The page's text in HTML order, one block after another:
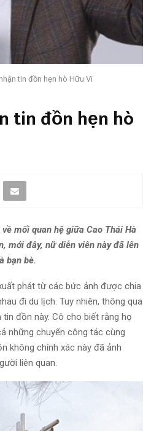
tin đồn hẹn hò Hữu Vi
tin đồn hẹn hò
mối quan hệ giữa Cao Thái Hà
mới đây, nữ diễn viên này đã lên
bạn bè.
phát từ các bức ảnh được chia
đi du lịch. Tuy nhiên, thông qua
đồn này. Cô cho biết rằng họ
những chuyến công tác cùng
không chính xác này đã ảnh
liên quan.